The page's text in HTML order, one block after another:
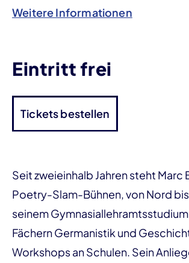
Weitere Informationen
Eintritt frei
Tickets bestellen
Seit zweieinhalb Jahren steht Marc
Poetry-Slam-Bühnen, von Nord
seinem
Fächern Germanistik und
Workshops an Schulen. Sein